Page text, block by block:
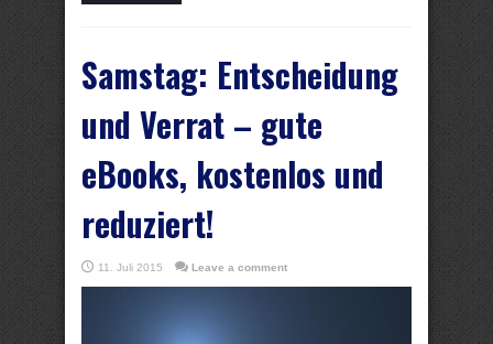
Samstag: Entscheidung
und Verrat – gute
eBooks, kostenlos und
reduziert!
11. Juli 2015 Leave a comment